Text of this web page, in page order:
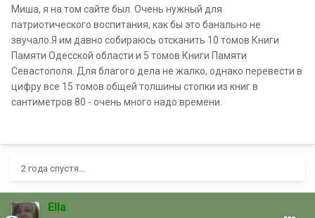
Миша, я на том сайте был. Очень нужный для
патриотического воспитания, как бы это банально не
звучало.Я им давно собираюсь отсканить 10 томов Книги
Памяти Одесской области и 5 томов Книги Памяти
Севастополя. Для благого дела не жалко, однако перевести в
цифру все 15 томов общей толшины стопки из книг в
сантиметров 80 - очень много надо времени.
2 года спустя...
Ella